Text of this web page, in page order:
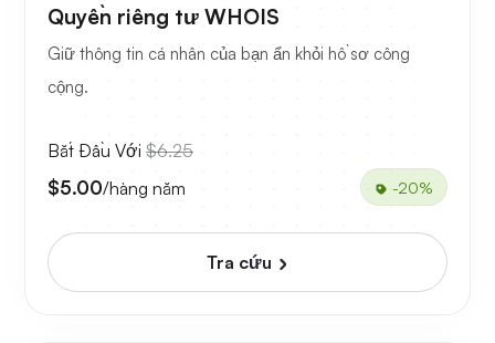
Quyền riêng tư WHOIS
Giữ thông tin cá nhân của bạn ẩn khỏi hồ sơ công
cộng.
Bắt Đầu Với $6.25
$5.00/hàng năm -20%
Tra cứu